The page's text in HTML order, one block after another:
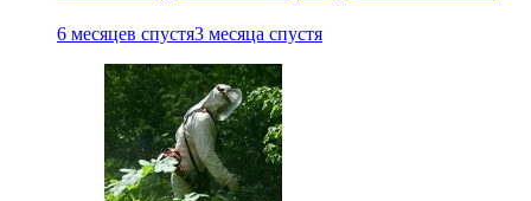
6 месяцев спустя3 месяца спустя